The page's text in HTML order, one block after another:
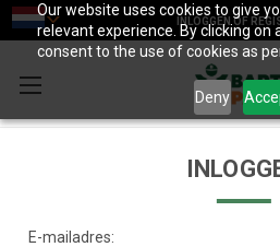
Our website uses cookies to give
relevant experience. By clicking on
consent to the use of cookies as
Deny
INLOGGEN OF
E-mailadres: